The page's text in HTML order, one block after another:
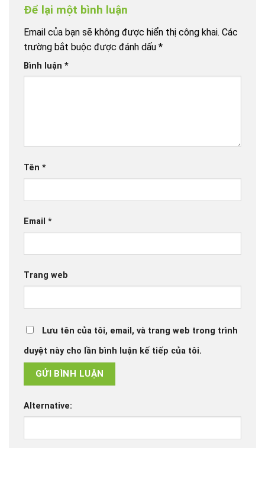
Để lại một bình luận
Email của bạn sẽ không được hiển thị công khai. Các
trường bắt buộc được đánh dấu *
Bình luận *
Tên *
Email *
Trang web
Lưu tên của tôi, email, và trang web trong trình
duyệt này cho lần bình luận kế tiếp của tôi.
Alternative: